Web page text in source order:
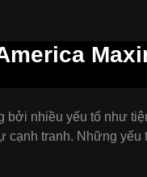
bởi nhiều yếu tố như
tranh. Những yếu